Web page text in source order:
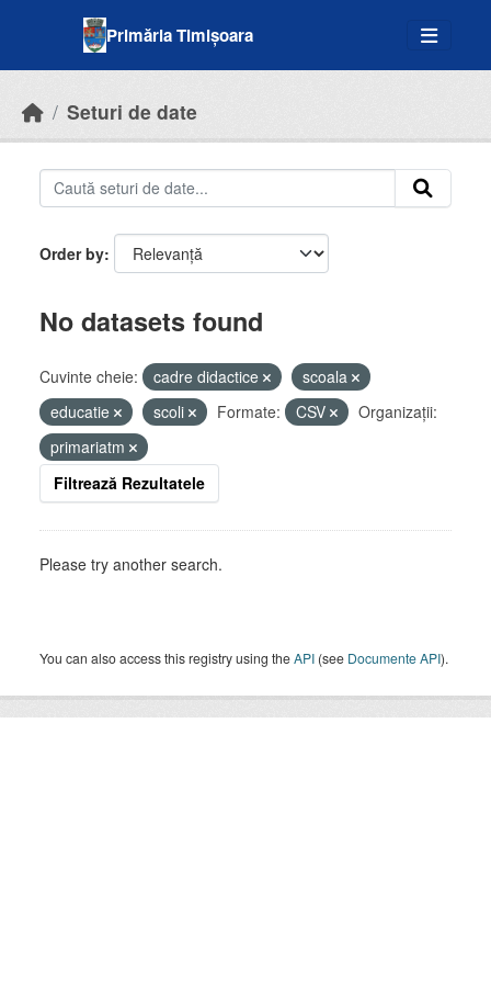
Primăria Timișoara
Seturi de date
Order by
No datasets found
Cuvinte cheie: cadre didactice
scoala
educatie
scoli Formate: CSV
Organizații:
primariatm
Filtrează Rezultatele
Please try another search.
You can also access this registry using theAPI (see Documente API).